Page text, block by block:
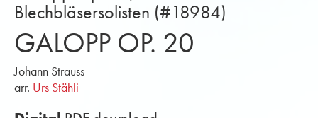
Blechbläsersolisten (#18984)
GALOPP OP. 20
Johann Strauss
arr. Urs Stähli